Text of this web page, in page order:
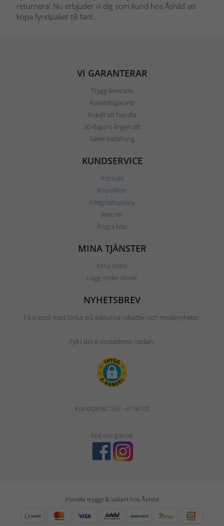
returnera! Nu erbjuder vi dig som kund hos Åshild att
köpa fyndpaket till fant...
VI GARANTERAR
Trygg leverans
Kvalitetsgaranti
Enkelt att handla
30 dagars ångerrätt
Säker betalning
KUNDSERVICE
Kontakt
Köpvillkor
Integritetspolicy
Returer
Ångra köp
MINA TJÄNSTER
Mina sidor
Lägg order direkt
NYHETSBREV
Få e-post med förtur på exklusiva rabatter och modenyheter.
Fyll i din e-postadress nedan.
Kundtjänst: 033 - 41 80 00
Följ oss gärna!
Handla tryggt & säkert hos Åshild